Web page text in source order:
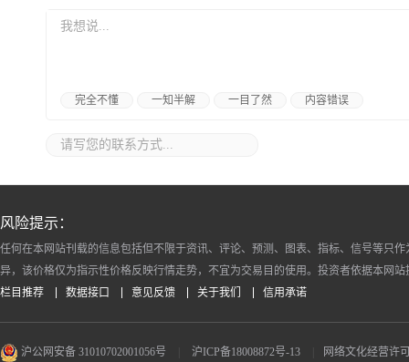
完全不懂 一知半解 一目了然 内容错误
风险提示：
任何在本网站刊载的信息包括但不限于资讯、评论、预测、图表、指标、信号等只
异，该价格仅为指示性价格反映行情走势，不宜为交易目的使用。投资者依据本网
栏目推荐
数据接口 意见反馈 关于我们 信用承诺
沪公网安备 31010702001056号 沪ICP备18008872号-13 网络文化经营许